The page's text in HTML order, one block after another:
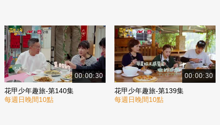
00:00:30
花甲少年趣旅-第140集
每週日晚間10點
00:00:30
花甲少年趣旅-第139集
每週日晚間10點